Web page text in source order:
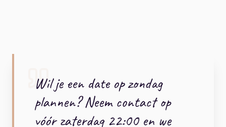
Wil je een date op zondag
plannen? Neem contact op
vóór zaterdag 22:00 en we